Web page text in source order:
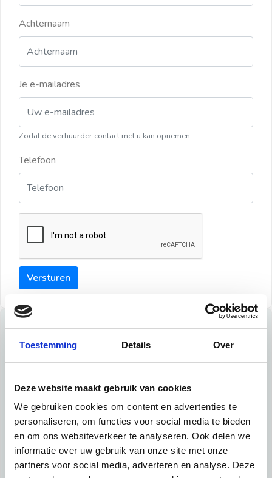
Toestemming Details Over
Deze website maakt gebruik van cookies
We gebruiken cookies om content en advertenties te
personaliseren, om functies voor social media te bieden
en om ons websiteverkeer te analyseren. Ook delen we
informatie over uw gebruik van onze site met onze
partners voor social media, adverteren en analyse. Deze
Achternaam
Je e-mailadres
Zodat de verhuurder contact met u kan opnemen
Telefoon
Versturen
Tips
Tip 1:
Schrijf een duidelijke introductie en geef de volgende
informatie mee:
Ben je student, werkachtig of werkzoekend